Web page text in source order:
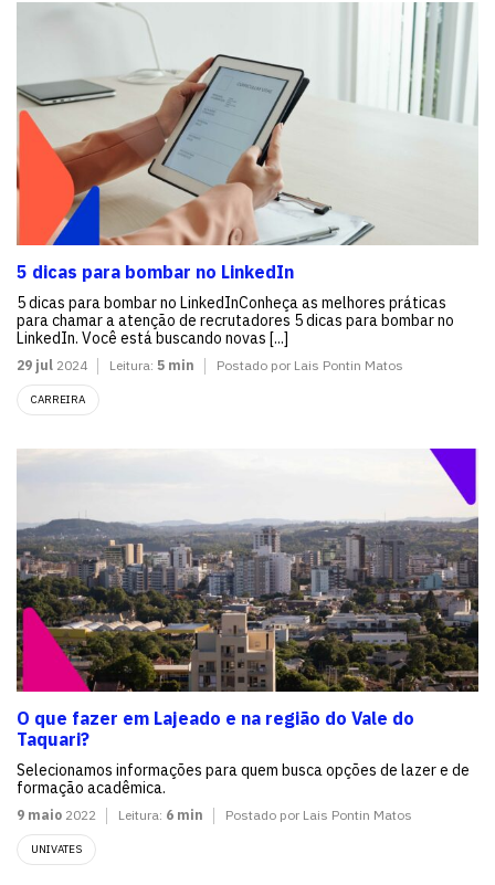
5 dicas para bombar no LinkedIn
5 dicas para bombar no LinkedInConheça as melhores práticas
para chamar a atenção de recrutadores 5 dicas para bombar no
LinkedIn. Você está buscando novas [...]
29 jul 2024 Leitura: 5 min Postado por Lais Pontin Matos
CARREIRA
O que fazer em Lajeado e na região do Vale do
Taquari?
Selecionamos informações para quem busca opções de lazer e de
formação acadêmica.
9 maio 2022 Leitura: 6 min Postado por Lais Pontin Matos
UNIVATES